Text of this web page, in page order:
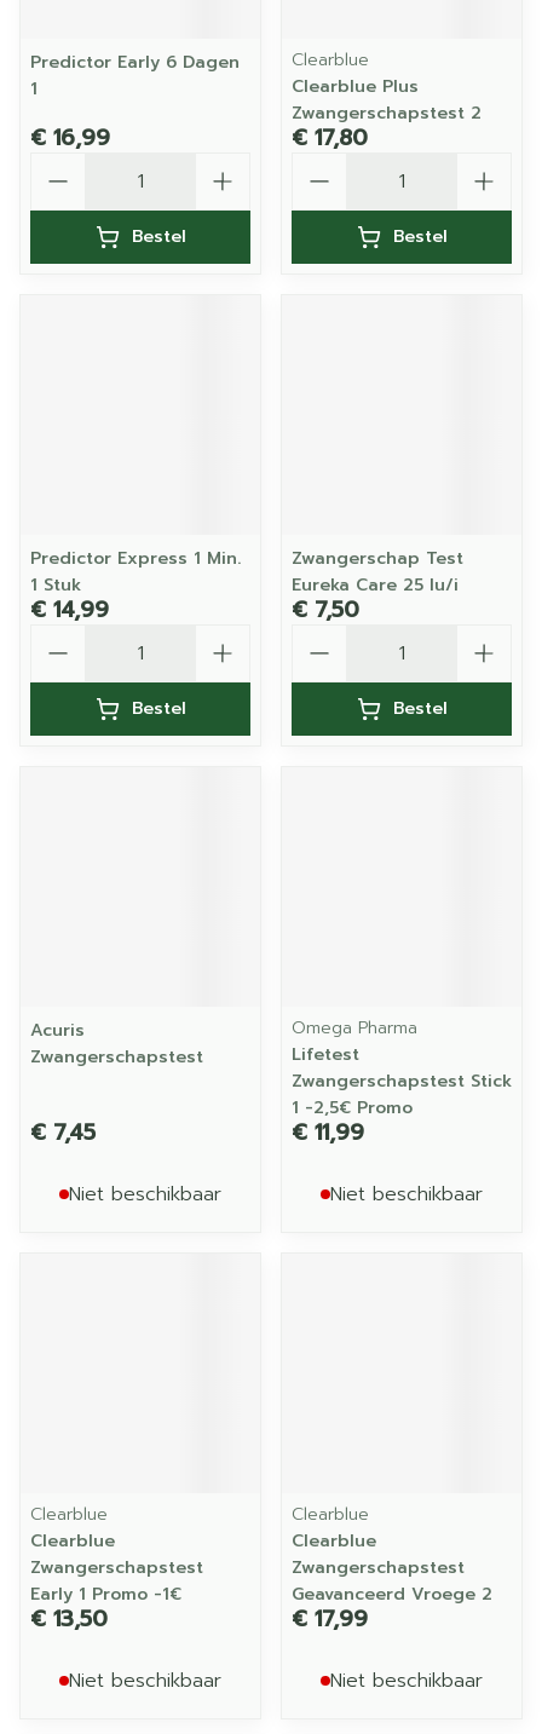
Predictor Early 6 Dagen
1
€ 16,99
Bestel
Clearblue
Clearblue Plus
Zwangerschapstest 2
€ 17,80
Bestel
Predictor Express 1 Min.
1 Stuk
€ 14,99
Bestel
Zwangerschap Test
Eureka Care 25 Iu/i
€ 7,50
Bestel
Acuris
Zwangerschapstest
€ 7,45
Niet beschikbaar
Omega Pharma
Lifetest
Zwangerschapstest Stick
1 -2,5€ Promo
€ 11,99
Niet beschikbaar
Clearblue
Clearblue
Zwangerschapstest
Early 1 Promo -1€
€ 13,50
Niet beschikbaar
Clearblue
Clearblue
Zwangerschapstest
Geavanceerd Vroege 2
€ 17,99
Niet beschikbaar